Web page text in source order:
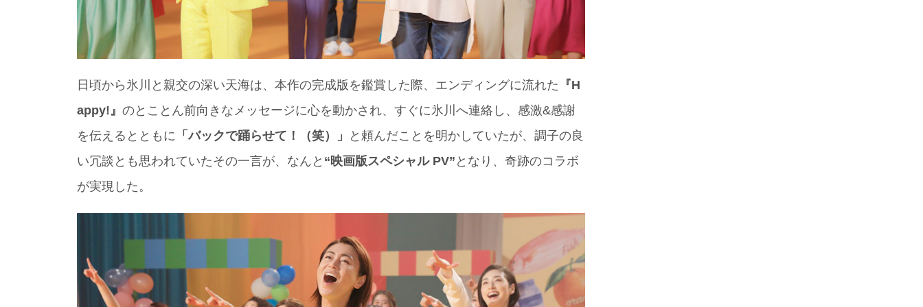
日頃から氷川と親交の深い天海は、本作の完成版を鑑賞した際、エンディングに流れた 『H
appy!』 のとことん前向きなメッセージに心を動かされ、すぐに氷川へ連絡し、感激&感謝
を伝えるとともに 「バックで踊らせて！（笑）」
と頼んだことを明かしていたが、調子の良
い冗談とも思われていたその一言が、なんと “映画版スペシャル PV” となり、奇跡のコラボ
が実現した。